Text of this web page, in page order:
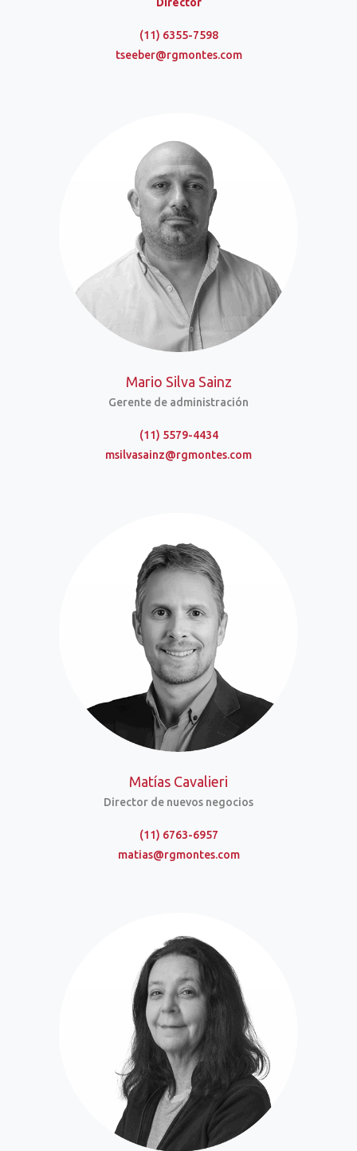
(11) 6355-7598
tseeber@rgmontes.com
Mario Silva Sainz
Gerente de administración
(11) 5579-4434
msilvasainz@rgmontes.com
Matías Cavalieri
Director de nuevos negocios
(11) 6763-6957
matias@rgmontes.com